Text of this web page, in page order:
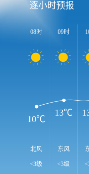
逐小时预报
08时
北风
<3级
09时
东风
<3级
10℃
13℃